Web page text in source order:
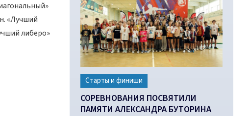
«Лучший
либеро»
Старты и финиши
СОРЕВНОВАНИЯ ПОСВЯТИЛИ
ПАМЯТИ АЛЕКСАНДРА БУТОРИНА